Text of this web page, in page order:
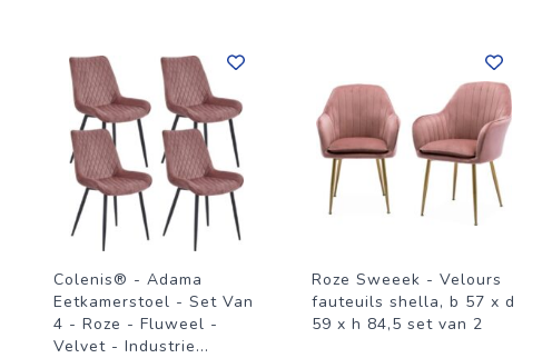
Colenis® - Adama
Eetkamerstoel - Set Van
4 - Roze - Fluweel -
Velvet - Industrie...
Roze Sweeek - Velours
fauteuils shella, b 57 x d
59 x h 84,5 set van 2